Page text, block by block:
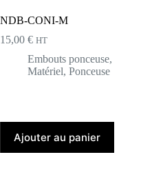
NDB-CONI-M
15,00€ HT
Embouts ponceuse,
Matériel,Ponceuse
Ajouter au panier